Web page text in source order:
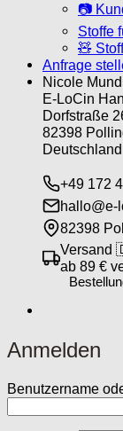
📷
Stoffe
🧸
Anfrage
Nicole
E-LoCin
Dorfstraße
82398
Deutschland
+49 172
hallo@e-
82398
Versand
ab 89 €
Anmelden
Benutzername